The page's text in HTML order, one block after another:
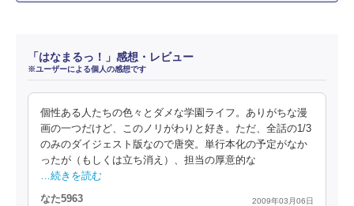
「はなまるっ！」感想・レビュー
※ユーザーによる個人の感想です
個性ある人たちの色々とダメな学園ライフ。ありがちな漫
画の一つだけど、このノリがわりと好き。ただ、全話の1/3
のみのダイジェスト版なので唐突。単行本化の予定がなか
ったが（もしくは立ち消え）、担当の厚意的な
…続きを読む
なた5963 2009年03月06日